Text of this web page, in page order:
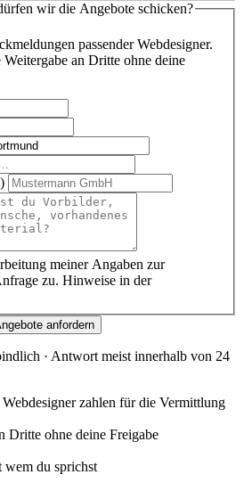
wir die Angebote schicken?
passender Webdesigner.
an Dritte ohne deine
meiner Angaben zur
zu. Hinweise in der
anfordern
· Antwort meist innerhalb von 24
zahlen für die Vermittlung
Dritte ohne deine Freigabe
wem du sprichst